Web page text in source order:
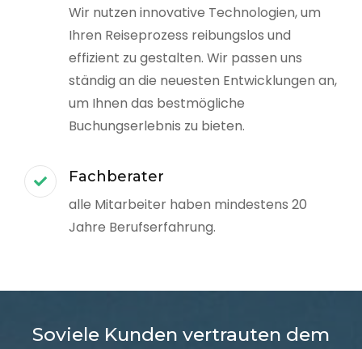
Wir nutzen innovative Technologien, um
Ihren Reiseprozess reibungslos und
effizient zu gestalten. Wir passen uns
ständig an die neuesten Entwicklungen an,
um Ihnen das bestmögliche
Buchungserlebnis zu bieten.
Fachberater
alle Mitarbeiter haben mindestens 20
Jahre Berufserfahrung.
Soviele Kunden vertrauten dem